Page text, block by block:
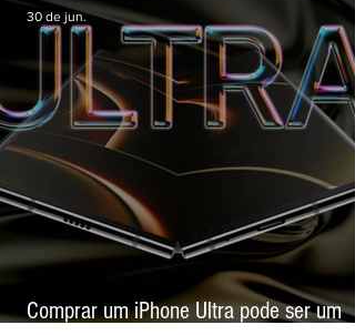
Comprar um iPhone Ultra pode ser um
30 de jun.